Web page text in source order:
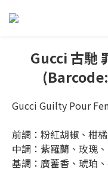
Gucci 古馳
Gucci Guilty Pour
前調：粉紅胡椒、柑
中調：紫羅蘭、玫瑰
基調：廣藿香、琥珀